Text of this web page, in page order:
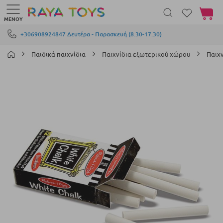
Μετάβαση στο περιεχόμενο
+306908924847 Δευτέρα - Παρασκευή (8.30-17.30)
ΜΕΝΟΎ
Το
Παιδικά παιχνίδια Παιχνίδια εξωτερικού χώρου